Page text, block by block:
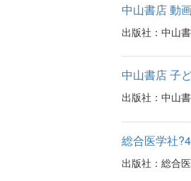
中山書店 動
出版社：中山
中山書店 子
出版社：中山
総合医学社
出版社：総合